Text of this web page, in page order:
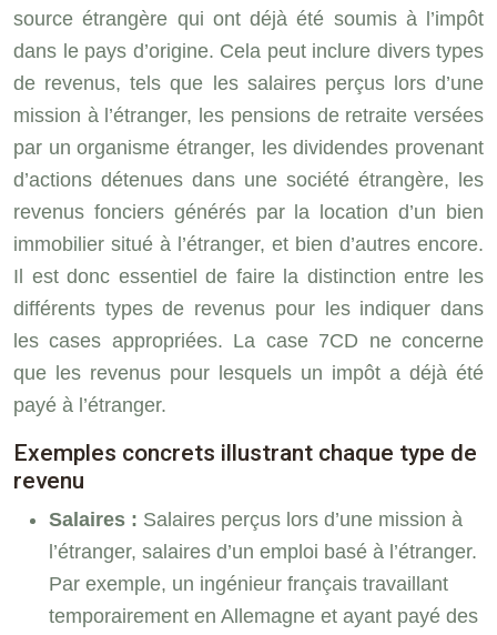
source étrangère qui ont déjà été soumis à l’impôt
dans le pays d’origine. Cela peut inclure divers types
de revenus, tels que les salaires perçus lors d’une
mission à l’étranger, les pensions de retraite versées
par un organisme étranger, les dividendes provenant
d’actions détenues dans une société étrangère, les
revenus fonciers générés par la location d’un bien
immobilier situé à l’étranger, et bien d’autres encore.
Il est donc essentiel de faire la distinction entre les
différents types de revenus pour les indiquer dans
les cases appropriées. La case 7CD ne concerne
que les revenus pour lesquels un impôt a déjà été
payé à l’étranger.
Exemples concrets illustrant chaque type de
revenu
Salaires : Salaires perçus lors d’une mission à
l’étranger, salaires d’un emploi basé à l’étranger.
Par exemple, un ingénieur français travaillant
temporairement en Allemagne et ayant payé des